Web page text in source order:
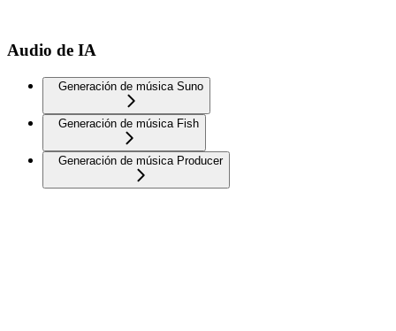
Audio de IA
Generación de música Suno
Generación de música Fish
Generación de música Producer